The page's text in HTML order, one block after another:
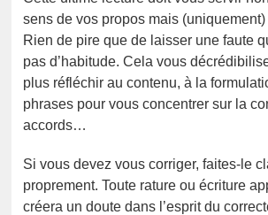
sens de vos propos mais (uniquement)
Rien de pire que de laisser une faute
pas d’habitude. Cela vous
plus réfléchir au contenu, à la
phrases pour vous concentrer sur la
accords…
Si vous devez vous corriger, faites-le
proprement. Toute rature ou écriture
créera un doute dans l’esprit du